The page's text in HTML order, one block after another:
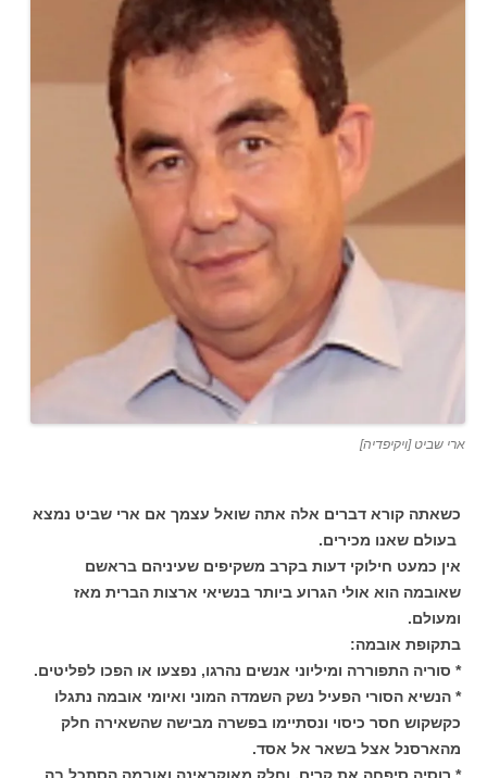
ארי שביט [ויקיפדיה]
כשאתה קורא דברים אלה אתה שואל עצמך אם ארי שביט נמצא
בעולם שאנו מכירים.
אין כמעט חילוקי דעות בקרב משקיפים שעיניהם בראשם
שאובמה הוא אולי הגרוע ביותר בנשיאי ארצות הברית מאז
ומעולם.
בתקופת אובמה:
* סוריה התפוררה ומיליוני אנשים נהרגו, נפצעו או הפכו לפליטים.
* הנשיא הסורי הפעיל נשק השמדה המוני ואיומי אובמה נתגלו
כקשקוש חסר כיסוי ונסתיימו בפשרה מבישה שהשאירה חלק
מהארסנל אצל בשאר אל אסד.
* רוסיה סיפחה את קרים, וחלק מאוקראינה ואובמה הסתכל בה